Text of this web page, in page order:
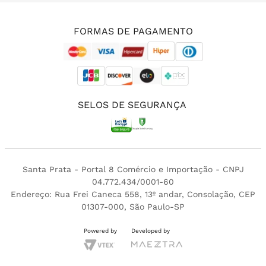
FORMAS DE PAGAMENTO
SELOS DE SEGURANÇA
Santa Prata - Portal 8 Comércio e Importação - CNPJ
04.772.434/0001-60
Endereço: Rua Frei Caneca 558, 13º andar, Consolação, CEP
01307-000, São Paulo-SP
Powered by Developed by